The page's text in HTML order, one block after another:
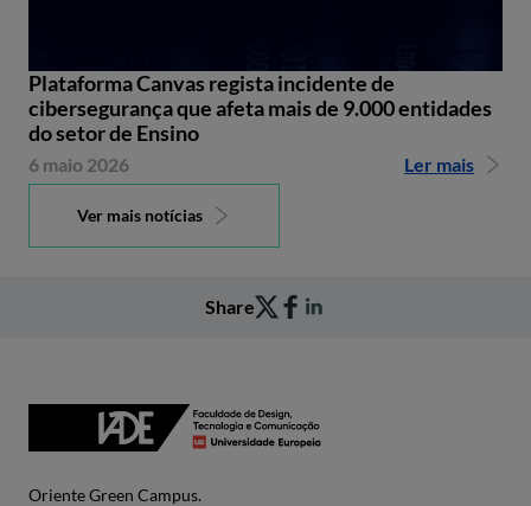
Plataforma Canvas regista incidente de
cibersegurança que afeta mais de 9.000 entidades
do setor de Ensino
6 maio 2026 Ler mais
Ver mais notícias
Share
Oriente Green Campus.